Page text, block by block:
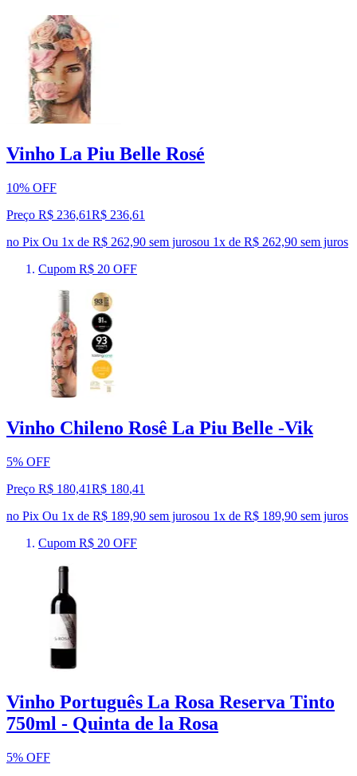
Vinho La Piu Belle Rosé
10% OFF
Preço R$ 236,61R$ 236,61
no Pix Ou 1x de R$ 262,90 sem jurosou 1x de R$ 262,90 sem juros
Cupom R$ 20 OFF
Vinho Chileno Rosê La Piu Belle -Vik
5% OFF
Preço R$ 180,41R$ 180,41
no Pix Ou 1x de R$ 189,90 sem jurosou 1x de R$ 189,90 sem juros
Cupom R$ 20 OFF
Vinho Português La Rosa Reserva Tinto
750ml - Quinta de la Rosa
5% OFF